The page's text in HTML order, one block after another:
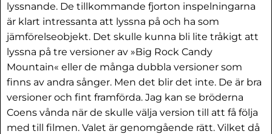
lyssnande. De tillkommande fjorton inspelningarna
är klart intressanta att lyssna på och ha som
jämförelseobjekt. Det skulle kunna bli lite tråkigt att
lyssna på tre versioner av »Big Rock Candy
Mountain« eller de många dubbla versioner som
finns av andra sånger. Men det blir det inte. De är bra
versioner och fint framförda. Jag kan se bröderna
Coens vånda när de skulle välja version till att få följa
med till filmen. Valet är genomgående rätt. Vilket då